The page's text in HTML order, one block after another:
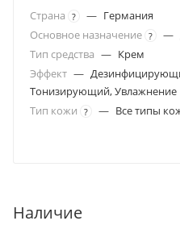
Страна ? — Германия
Основное назначение ? —
Тип средства — Крем
Эффект —
Тонизирующий, Увлажнение
Тип кожи ? — Все типы
Наличие